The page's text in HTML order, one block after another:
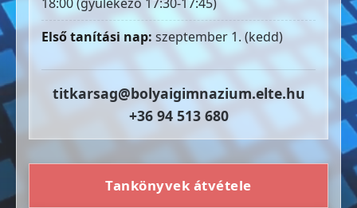
Első tanítási nap: szeptember 1. (kedd)
titkarsag@bolyaigimnazium.elte.hu
+36 94 513 680
Tankönyvek átvétele